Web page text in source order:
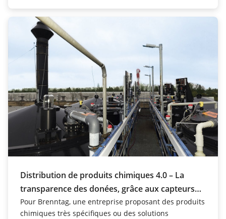
Distribution de produits chimiques 4.0 – La
transparence des donées, grâce aux capteurs
VEGA et à la plateforme VEGA Inventory System
Pour Brenntag, une entreprise proposant des produits
chimiques très spécifiques ou des solutions